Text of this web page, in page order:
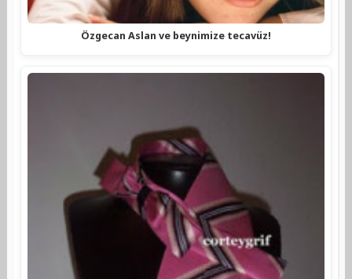
Özgecan Aslan ve beynimize tecavüz!